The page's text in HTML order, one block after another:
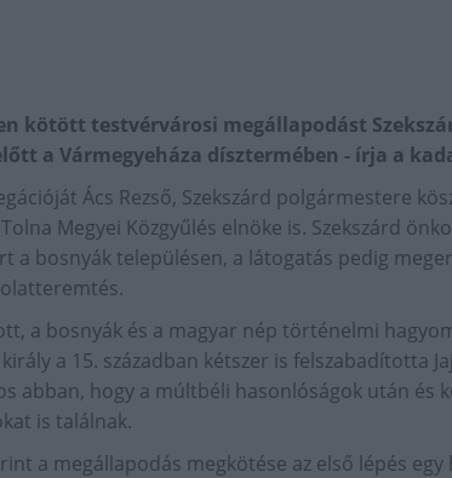
kötött testvérvárosi megállapodást
a Vármegyeháza dísztermében - írja a
Ács Rezső, Szekszárd polgármestere
Megyei Közgyűlés elnöke is. Szekszárd
a bosnyák településen, a látogatás pedig
a bosnyák és a magyar nép történelmi
a 15. században kétszer is felszabadította
abban, hogy a múltbéli hasonlóságok után és
is találnak.
a megállapodás megkötése az első lépés